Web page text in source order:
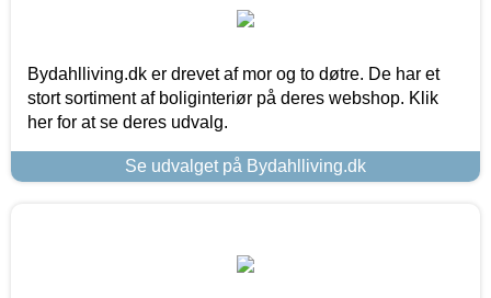
Bydahlliving.dk er drevet af mor og to døtre. De har et
stort sortiment af boliginteriør på deres webshop. Klik
her for at se deres udvalg.
Se udvalget på Bydahlliving.dk